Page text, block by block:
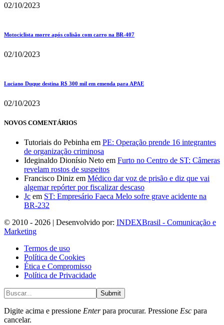
02/10/2023
Motociclista morre após colisão com carro na BR-407
02/10/2023
Luciano Duque destina R$ 300 mil em emenda para APAE
02/10/2023
NOVOS COMENTÁRIOS
Tutoriais do Pebinha em PE: Operação prende 16 integrantes
de organização criminosa
Ideginaldo Dionísio Neto em Furto no Centro de ST: Câmeras
revelam rostos de suspeitos
Francisco Diniz em Médico dar voz de prisão e diz que vai
algemar repórter por fiscalizar descaso
Jc em ST: Empresário Faeca Melo sofre grave acidente na
BR-232
© 2010 - 2026 | Desenvolvido por: INDEXBrasil - Comunicação e
Marketing
Termos de uso
Política de Cookies
Ética e Compromisso
Política de Privacidade
Submit
Digite acima e pressione Enterpara procurar. Pressione Esc para
cancelar.